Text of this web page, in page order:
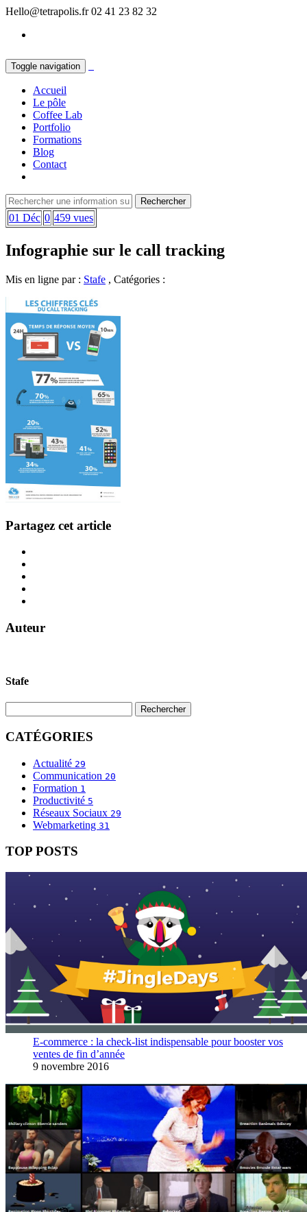
Hello@tetrapolis.fr 02 41 23 82 32
Toggle navigation
Accueil
Le pôle
Coffee Lab
Portfolio
Formations
Blog
Contact
01 Déc 0 459 vues
Infographie sur le call tracking
Mis en ligne par : Stafe , Catégories :
Partagez cet article
Auteur
Stafe
CATÉGORIES
Actualité 29
Communication 20
Formation 1
Productivité 5
Réseaux Sociaux 29
Webmarketing 31
TOP POSTS
E-commerce : la check-list indispensable pour booster vos
ventes de fin d’année
9 novembre 2016